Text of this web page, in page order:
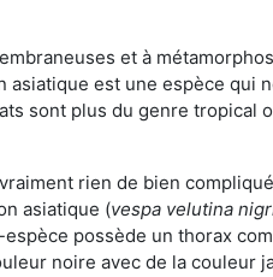
et à
est une espèce qui
sont plus du genre tropical
vraiment rien de bien
asiatique (vespa velutina
possède un thorax
noire avec de la couleur